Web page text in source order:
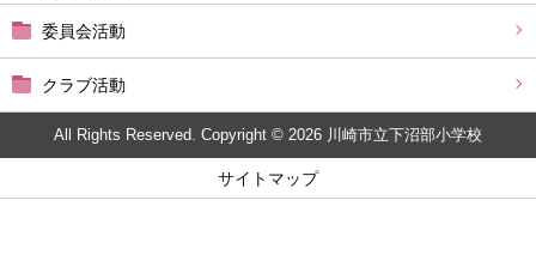
委員会活動
クラブ活動
All Rights Reserved. Copyright © 2026 川崎市立下沼部小学校
サイトマップ